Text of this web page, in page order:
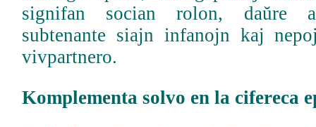
signifan socian rolon, daŭre
subtenante siajn infanojn kaj
vivpartnero.
Komplementa solvo en la cifereca